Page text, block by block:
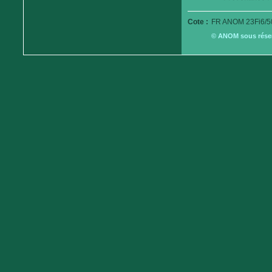
Cote : FR ANOM 23Fi6/
© ANOM sous